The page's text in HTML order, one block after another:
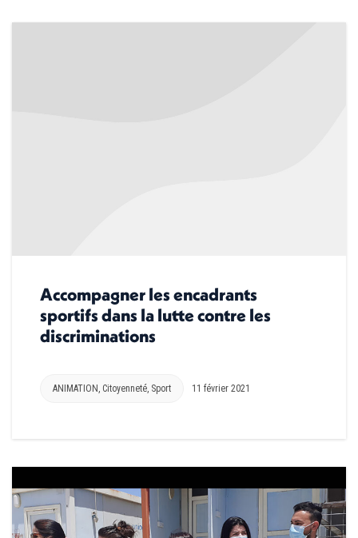
Accompagner les encadrants
sportifs dans la lutte contre les
discriminations
ANIMATION , Citoyenneté, Sport 11 février 2021